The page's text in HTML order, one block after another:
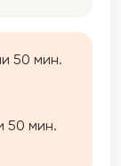
50 мин.
50 мин.